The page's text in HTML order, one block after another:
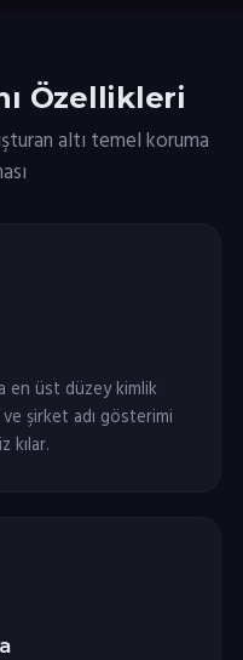
Özellikleri
altı temel koruma
en üst düzey kimlik
ve şirket adı gösterimi
kılar.